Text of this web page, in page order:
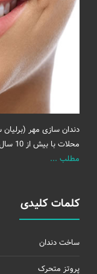
دندان سازی مهر
محلات با بیش از 10 سال سابقه خدمت به مردم عزیز ایران است.
مطلب ...
کلمات کلیدی
ساخت دندان
پروتز متحرک